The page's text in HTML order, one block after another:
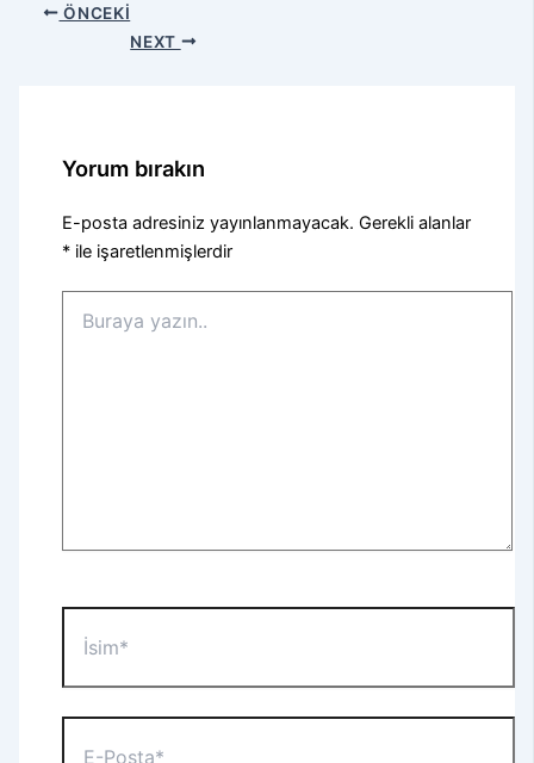
ÖNCEKI
NEXT
Yorum bırakın
E-posta adresiniz yayınlanmayacak. Gerekli alanlar
* ile işaretlenmişlerdir
yazın..
Posta*